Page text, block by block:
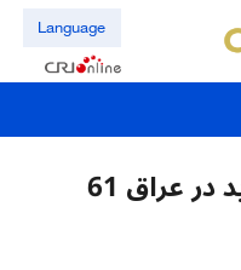
Language
آتش‌سوزی یک مرکز خرید در عراق 61